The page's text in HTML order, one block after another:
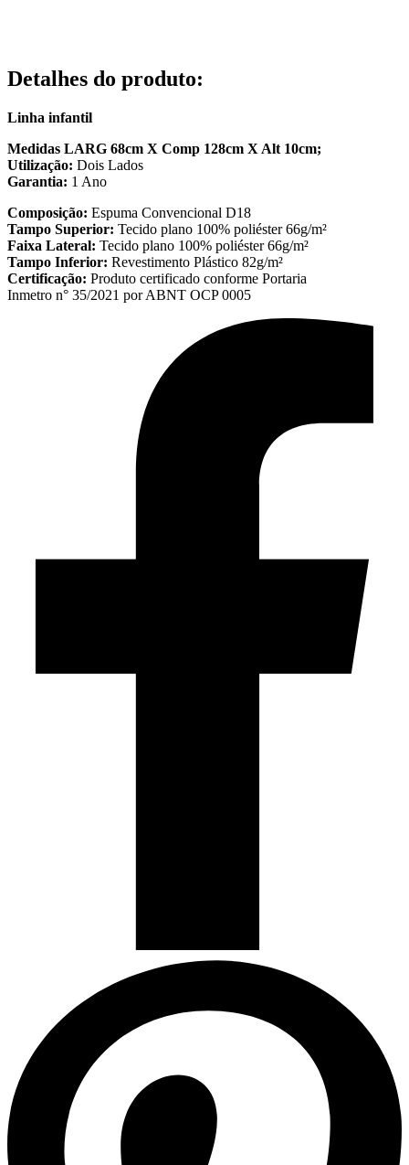
Detalhes do produto:
Linha infantil
Medidas LARG 68cm X Comp 128cm X Alt 10cm;
Utilização: Dois Lados
Garantia: 1 Ano
Composição: Espuma Convencional D18
Tampo Superior: Tecido plano 100% poliéster 66g/m²
Faixa Lateral: Tecido plano 100% poliéster 66g/m²
Tampo Inferior: Revestimento Plástico 82g/m²
Certificação: Produto certificado conforme Portaria
Inmetro n° 35/2021 por ABNT OCP 0005